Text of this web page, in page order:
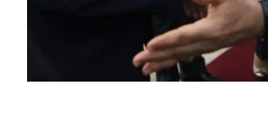
ROSE VALLAND, HEROÏNE DE LA